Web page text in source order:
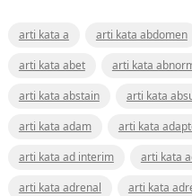
arti kata a arti kata abdomen
arti kata abet
arti kata
arti kata abstain
arti kata
arti kata adam
arti kata
arti kata ad interim
arti kata
arti kata adrenal
arti kata